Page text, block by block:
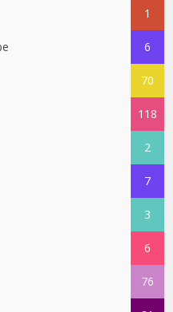
1
6
70
118
2
7
3
6
76